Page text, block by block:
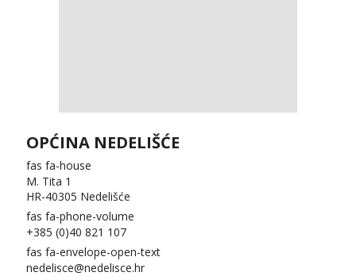
OPĆINA NEDELIŠĆE
fas fa-house
M. Tita 1
HR-40305 Nedelišće
fas fa-phone-volume
+385 (0)40 821 107
fas fa-envelope-open-text
nedelisce@nedelisce.hr